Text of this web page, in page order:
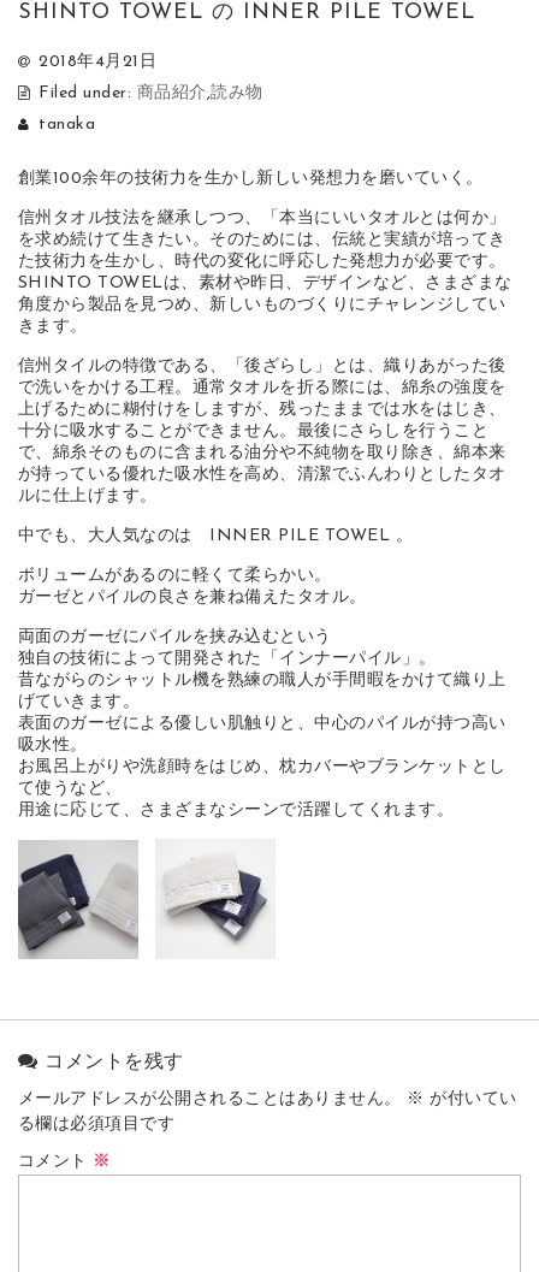
SHINTO TOWEL の INNER PILE TOWEL
2018年4月21日
Filed under: 商品紹介 ,読み物
tanaka
創業100余年の技術力を生かし新しい発想力を磨いていく。
信州タオル技法を継承しつつ、「本当にいいタオルとは何か」
を求め続けて生きたい。そのためには、伝統と実績が培ってき
た技術力を生かし、時代の変化に呼応した発想力が必要です。
SHINTO TOWELは、素材や昨日、デザインなど、さまざまな
角度から製品を見つめ、新しいものづくりにチャレンジしてい
きます。
信州タイルの特徴である、「後ざらし」とは、織りあがった後
で洗いをかける工程。通常タオルを折る際には、綿糸の強度を
上げるために糊付けをしますが、残ったままでは水をはじき、
十分に吸水することができません。最後にさらしを行うこと
で、綿糸そのものに含まれる油分や不純物を取り除き、綿本来
が持っている優れた吸水性を高め、清潔でふんわりとしたタオ
ルに仕上げます。
中でも、大人気なのは INNER PILE TOWEL 。
ボリュームがあるのに軽くて柔らかい。
ガーゼとパイルの良さを兼ね備えたタオル。
両面のガーゼにパイルを挟み込むという
独自の技術によって開発された「インナーパイル」。
昔ながらのシャットル機を熟練の職人が手間暇をかけて織り上
げていきます。
表面のガーゼによる優しい肌触りと、中心のパイルが持つ高い
吸水性。
お風呂上がりや洗顔時をはじめ、枕カバーやブランケットとし
て使うなど、
用途に応じて、さまざまなシーンで活躍してくれます。
コメントを残す
メールアドレスが公開されることはありません。 ※ が付いてい
る欄は必須項目です
コメント ※